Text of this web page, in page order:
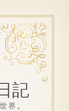
記
界。